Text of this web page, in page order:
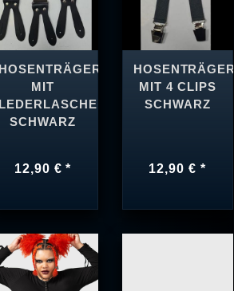
HOSENTRÄGER
MIT
LEDERLASCHEN
SCHWARZ
12,90 € *
HOSENTRÄGER
MIT 4 CLIPS
SCHWARZ
12,90 € *